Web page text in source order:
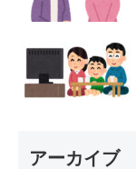
アーカイブ